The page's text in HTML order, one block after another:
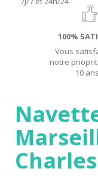
100%
Vous
notre
10